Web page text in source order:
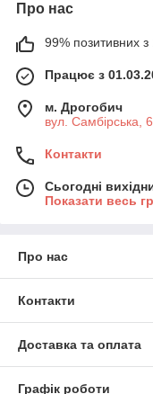
Про нас
99% позитивних з
Працює з
м. Дрогобич
вул. Самбірська,
Контакти
Сьогодні
Показати весь
Про нас
Контакти
Доставка та оплата
Графік роботи